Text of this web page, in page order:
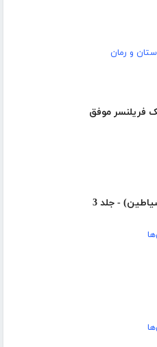
و رمان
فریلنسر موفق
- جلد 3